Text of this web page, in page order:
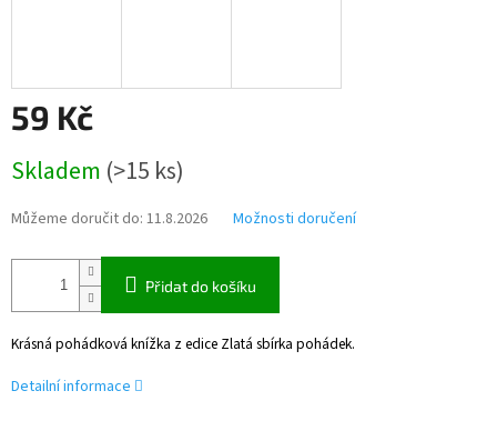
59 Kč
cena:
Skladem (>15 ks)
Můžeme doručit do: 11.8.2026 Možnosti doručení
Přidat do košíku
Krásná pohádková knížka z edice Zlatá sbírka pohádek.
Detailní informace